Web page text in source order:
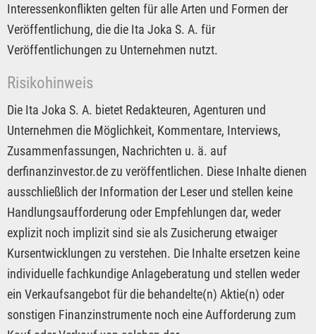
Interessenkonflikten gelten für alle Arten und Formen der
Veröffentlichung, die die Ita Joka S. A. für
Veröffentlichungen zu Unternehmen nutzt.
Risikohinweis
Die Ita Joka S. A. bietet Redakteuren, Agenturen und
Unternehmen die Möglichkeit, Kommentare, Interviews,
Zusammenfassungen, Nachrichten u. ä. auf
derfinanzinvestor.de zu veröffentlichen. Diese Inhalte dienen
ausschließlich der Information der Leser und stellen keine
Handlungsaufforderung oder Empfehlungen dar, weder
explizit noch implizit sind sie als Zusicherung etwaiger
Kursentwicklungen zu verstehen. Die Inhalte ersetzen keine
individuelle fachkundige Anlageberatung und stellen weder
ein Verkaufsangebot für die behandelte(n) Aktie(n) oder
sonstigen Finanzinstrumente noch eine Aufforderung zum